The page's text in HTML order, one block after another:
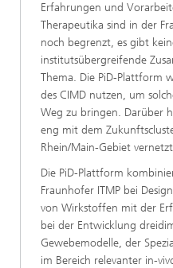
Erfahrungen und
Therapeutika sind in der
noch begrenzt, es gibt
institutsübergreifende
Thema. Die PiD-Plattform
des CIMD nutzen, um
Weg zu bringen. Darüber
eng mit dem
Rhein/Main-Gebiet
Die PiD-Plattform
Fraunhofer ITMP bei
von Wirkstoffen mit der
bei der Entwicklung
Gewebemodelle, der
im Bereich relevanter in-